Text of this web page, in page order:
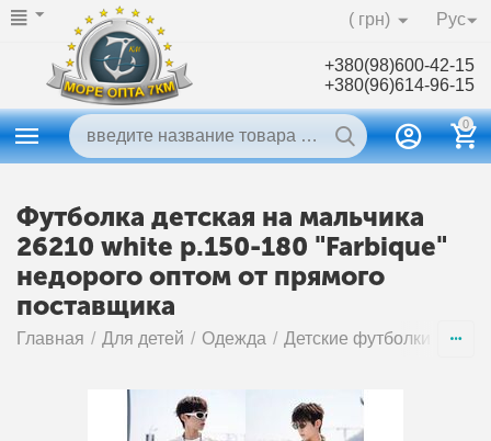
Рус
( грн)
+380(98)600-42-15
+380(96)614-96-15
0
Футболка детская на мальчика
26210 white р.150-180 "Farbique"
недорого оптом от прямого
поставщика
Главная / Для детей / Одежда / Детские футболки и